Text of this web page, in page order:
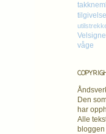
tilgivelse
våge
Den
har
Alle
bloggen